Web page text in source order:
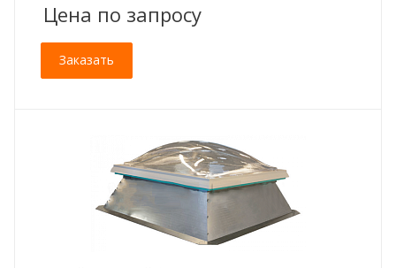
Цена по запросу
Заказать